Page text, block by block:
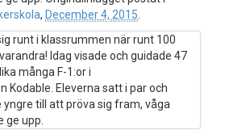
, December 4, 2015